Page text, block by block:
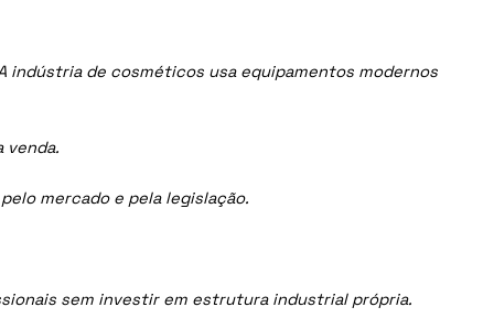
indústria de cosméticos usa equipamentos modernos
venda.
mercado e pela legislação.
sem investir em estrutura industrial própria.